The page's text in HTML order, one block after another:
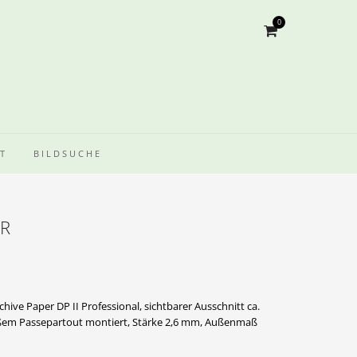
0
BILDSUCHE
Paper DP II Professional, sichtbarer Ausschnitt ca.
Passepartout montiert, Stärke 2,6 mm, Außenmaß